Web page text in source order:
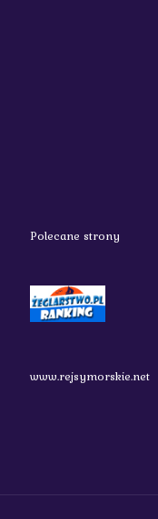
Polecane strony
www.rejsymorskie.net